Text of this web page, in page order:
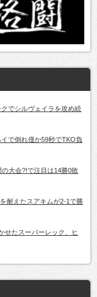
でシルヴェイラを攻め続
で倒れ僅か59秒でTKO負
の大会?!で注目は14勝0敗
耐えたスアキムが2-1で勝
せたスーパーレック、ヒ